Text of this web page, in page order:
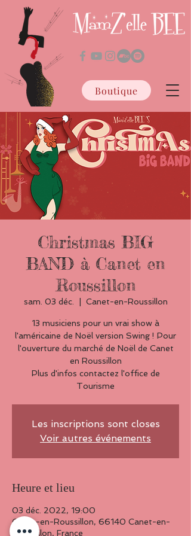
Boutique
Christmas BIG
BAND à Canet en
Roussillon
sam. 03 déc. Canet-en-Roussillon
13 musiciens pour un vrai show à
l'américaine de Noël version Swing ! Pour
l'ouverture du marché de Noël de Canet
en Roussillon
Plus d'infos contactez l'office de
Tourisme
Les inscriptions sont closes
Voir autres événements
Heure et lieu
03 déc. 2022, 19:00
Canet-en-Roussillon, 66140 Canet-en-
Roussillon, France